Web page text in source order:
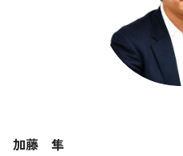
加藤 隼